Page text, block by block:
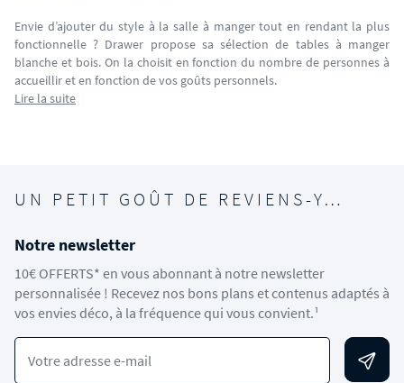
Envie d’ajouter du style à la salle à manger tout en rendant la plus
fonctionnelle ? Drawer propose sa sélection de tables à manger
blanche et bois. On la choisit en fonction du nombre de personnes à
accueillir et en fonction de vos goûts personnels.
Lire la suite
UN PETIT GOÛT DE REVIENS-Y…
Notre newsletter
10€ OFFERTS* en vous abonnant à notre newsletter
personnalisée ! Recevez nos bons plans et contenus adaptés à
vos envies déco, à la fréquence qui vous convient.¹
Votre adresse e-mail